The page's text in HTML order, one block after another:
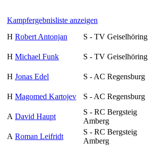
Kampfergebnisliste anzeigen
H Robert Antonjan S - TV Geiselhöring
H Michael Funk S - TV Geiselhöring
H Jonas Edel S - AC Regensburg
H Magomed Kartojev S - AC Regensburg
A David Haupt
S - RC Bergsteig
Amberg
A Roman Leifridt
S - RC Bergsteig
Amberg